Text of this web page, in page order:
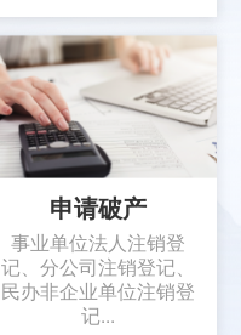
申请破产
事业单位法人注销登
记、分公司注销登记、
民办非企业单位注销登
记...